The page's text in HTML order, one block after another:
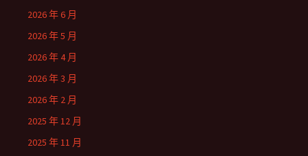
2026 年 6 月
2026 年 5 月
2026 年 4 月
2026 年 3 月
2026 年 2 月
2025 年 12 月
2025 年 11 月